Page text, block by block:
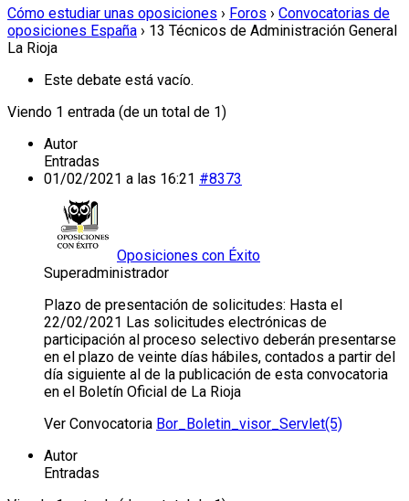
Cómo estudiar unas oposiciones › Foros › Convocatorias de
oposiciones España › 13 Técnicos de Administración General
La Rioja
Este debate está vacío.
Viendo 1 entrada (de un total de 1)
Autor
Entradas
01/02/2021 a las 16:21 #8373
Oposiciones con Éxito
Superadministrador
Plazo de presentación de solicitudes: Hasta el
22/02/2021 Las solicitudes electrónicas de
participación al proceso selectivo deberán presentarse
en el plazo de veinte días hábiles, contados a partir del
día siguiente al de la publicación de esta convocatoria
en el Boletín Oficial de La Rioja
Ver Convocatoria Bor_Boletin_visor_Servlet(5)
Autor
Entradas